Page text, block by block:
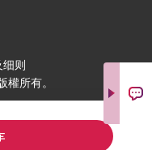
则
所有。